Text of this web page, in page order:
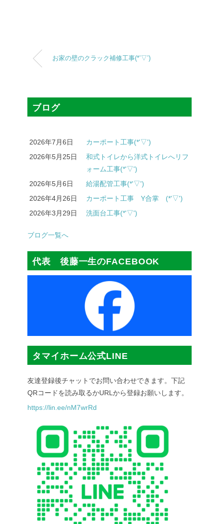
お家の壁のクラック補修工事(*’▽’)
ブログ
2026年7月6日
カーポート工事(*'▽')
2026年5月25日
和式トイレから洋式トイレへリフ
ォーム工事(*'▽')
2026年5月6日
給湯配管工事(*'▽')
2026年4月26日
カーポート工事 Y合掌 (*'▽')
2026年3月29日
洗面台工事(*'▽')
ブログ一覧へ
代表 後藤一生のFACEBOOK
タマイホーム公式LINE
友達登録後チャットでお問い合わせできます。下記
QRコードを読み取るかURLから登録お願いします。
https://lin.ee/nM7wrRd